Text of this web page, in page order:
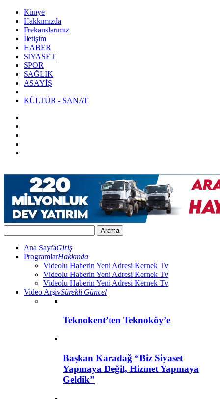
Künye
Hakkımızda
Frekanslarımız
İletişim
HABER
SİYASET
SPOR
SAĞLIK
ASAYİŞ
KÜLTÜR - SANAT
Ana SayfaGiriş
ProgramlarHakkında
Videolu Haberin Yeni Adresi Kernek Tv
Videolu Haberin Yeni Adresi Kernek Tv
Videolu Haberin Yeni Adresi Kernek Tv
Video ArşivSürekli Güncel
Teknokent’ten Teknoköy’e
Başkan Karadağ “Biz Siyaset
Yapmaya Değil, Hizmet Yapmaya
Geldik”